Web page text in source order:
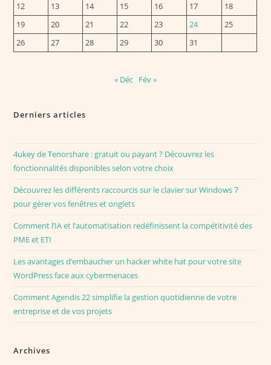
12
13 14 15 16 17
18
19
20 21 22 23 24
25
26
27 28 29 30 31
« Déc Fév »
Derniers articles
4ukey de Tenorshare : gratuit ou payant ? Découvrez les
fonctionnalités disponibles selon votre choix
Découvrez les différents raccourcis sur le clavier sur Windows 7
pour gérer vos fenêtres et onglets
Comment l’IA et l’automatisation redéfinissent la compétitivité des
PME et ETI
Les avantages d’embaucher un hacker white hat pour votre site
WordPress face aux cybermenaces
Comment Agendis 22 simplifie la gestion quotidienne de votre
entreprise et de vos projets
Archives